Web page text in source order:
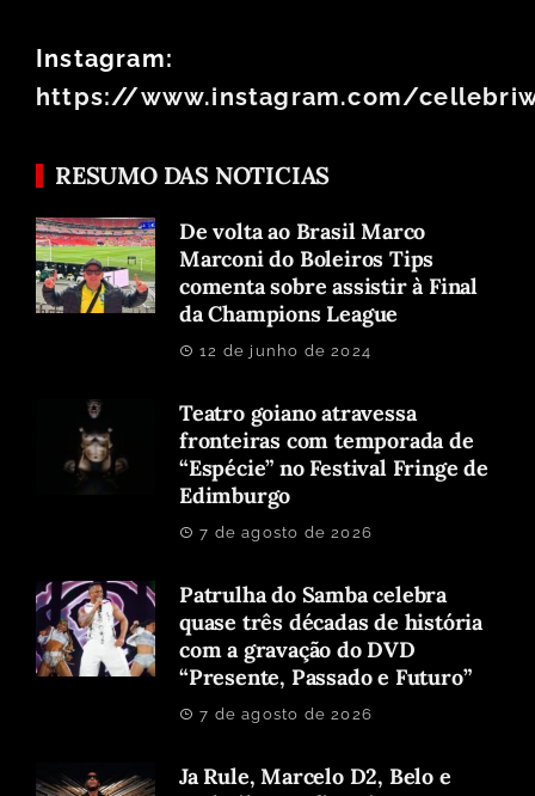
Instagram:
https://www.instagram.com/
RESUMO DAS NOTICIAS
De volta ao Brasil Marco
Marconi do Boleiros Tips
comenta sobre assistir à Final
da Champions League
12 de junho de 2024
Teatro goiano atravessa
fronteiras com temporada de
“Espécie” no Festival Fringe de
Edimburgo
7 de agosto de 2026
Patrulha do Samba celebra
quase três décadas de história
com a gravação do DVD
“Presente, Passado e Futuro”
7 de agosto de 2026
Ja Rule, Marcelo D2, Belo e